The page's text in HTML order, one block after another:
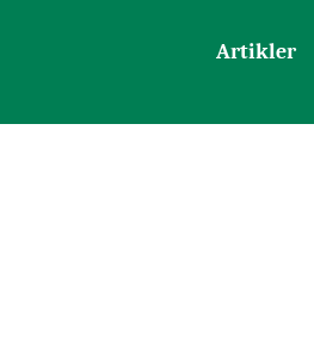
Artikler